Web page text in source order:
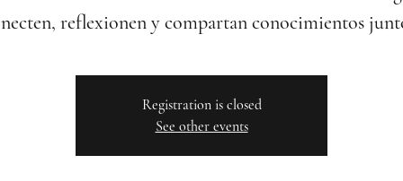
reflexionen y compartan conocimientos
Registration is closed
See other events